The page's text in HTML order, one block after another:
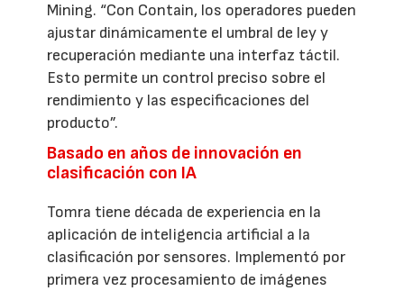
Mining. “Con Contain, los operadores pueden
ajustar dinámicamente el umbral de ley y
recuperación mediante una interfaz táctil.
Esto permite un control preciso sobre el
rendimiento y las especificaciones del
producto”.
Basado en años de innovación en
clasificación con IA
Tomra tiene década de experiencia en la
aplicación de inteligencia artificial a la
clasificación por sensores. Implementó por
primera vez procesamiento de imágenes